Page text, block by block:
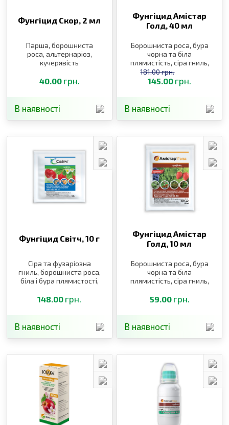
Фунгіцид Скор, 2 мл
Парша, борошниста
роса, альтернаріоз,
кучерявість
40.00 грн.
В наявності
Фунгіцид Амістар
Голд, 40 мл
Борошниста роса, бура
чорна та біла
плямистість, сіра гниль,
мілдью, оїдіум, краснуха,
іржа, мілдью, оїдіум,
краснуха
145.00 грн.
181.00 грн.
В наявності
Фунгіцид Світч,10 г
Сіра та фузаріозна
гниль, борошниста роса,
біла і бура плямистості,
148.00 грн.
В наявності
Фунгіцид Амістар
Голд,10 мл
Борошниста роса, бура
чорна та біла
плямистість, сіра гниль,
іржа, мілдью, оїдіум,
краснуха
59.00 грн.
В наявності